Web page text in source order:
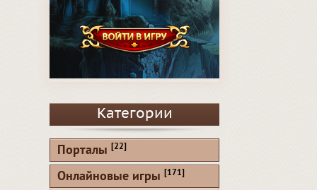
Категории
Порталы [22]
Онлайновые игры [171]